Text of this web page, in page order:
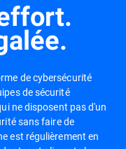
de cybersécurité
de sécurité
ne disposent pas d'un
sans faire de
est régulièrement en